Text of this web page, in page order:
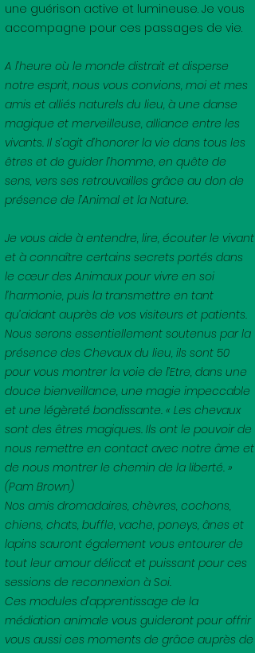
une guérison active et lumineuse. Je vous
accompagne pour ces passages de vie.
A l’heure où le monde distrait et disperse
notre esprit, nous vous convions, moi et mes
amis et alliés naturels du lieu, à une danse
magique et merveilleuse, alliance entre les
vivants. Il s’agit d’honorer la vie dans tous les
êtres et de guider l’homme, en quête de
sens, vers ses retrouvailles grâce au don de
présence de l’Animal et la Nature.
Je vous aide à entendre, lire, écouter le vivant
et à connaître certains secrets portés dans
le cœur des Animaux pour vivre en soi
l’harmonie, puis la transmettre en tant
qu’aidant auprès de vos visiteurs et patients.
Nous serons essentiellement soutenus par la
présence des Chevaux du lieu, ils sont 50
pour vous montrer la voie de l’Etre, dans une
douce bienveillance, une magie impeccable
et une légèreté bondissante. « Les chevaux
sont des êtres magiques. Ils ont le pouvoir de
nous remettre en contact avec notre âme et
de nous montrer le chemin de la liberté. »
(Pam Brown)
Nos amis dromadaires, chèvres, cochons,
chiens, chats, buffle, vache, poneys, ânes et
lapins sauront également vous entourer de
tout leur amour délicat et puissant pour ces
sessions de reconnexion à Soi.
Ces modules d’apprentissage de la
médiation animale vous guideront pour offrir
vous aussi ces moments de grâce auprès de